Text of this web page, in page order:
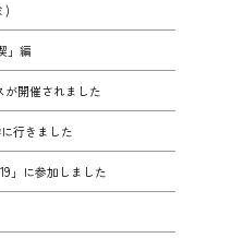
)
」編
が開催されました
行きました
」に参加しました